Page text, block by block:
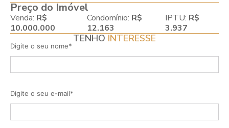
Preço do Imóvel
Venda: R$
10.000.000
Condomínio: R$
12.163
IPTU: R$
3.937
TENHO INTERESSE
Digite o seu nome*
Digite o seu e-mail*